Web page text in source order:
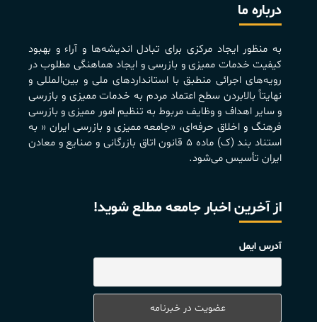
درباره ما
به منظور ايجاد مرکزی برای تبادل انديشه‌ها و آراء و بهبود
کيفيت خدمات مميزی و بازرسی و ايجاد هماهنگی مطلوب در
رويه‌های اجرائی منطبق با استانداردهای ملی و بين‌المللی و
نهايتاً بالابردن سطح اعتماد مردم به خدمات مميزی و بازرسی
و ساير اهداف و وظايف مربوط به تنظيم امور مميزی و بازرسی
فرهنگ و اخلاق حرفه‌ای، «جامعه مميزی و بازرسی ايران « به
استناد بند (ک) ماده ۵ قانون اتاق بازرگانی و صنايع و معادن
ايران تأسيس می‌شود.
از آخرین اخبار جامعه مطلع شوید!
آدرس ایمل